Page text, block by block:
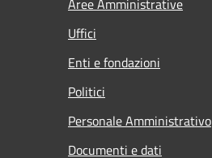
Uffici
Enti e fondazioni
Politici
Personale Amministrativo
Documenti e dati